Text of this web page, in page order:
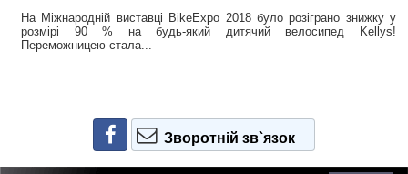
На Міжнародній виставці BikeExpo 2018 було розіграно знижку у
розмірі 90 % на будь-який дитячий велосипед Kellys!
Переможницею стала...
Зворотній зв`язок